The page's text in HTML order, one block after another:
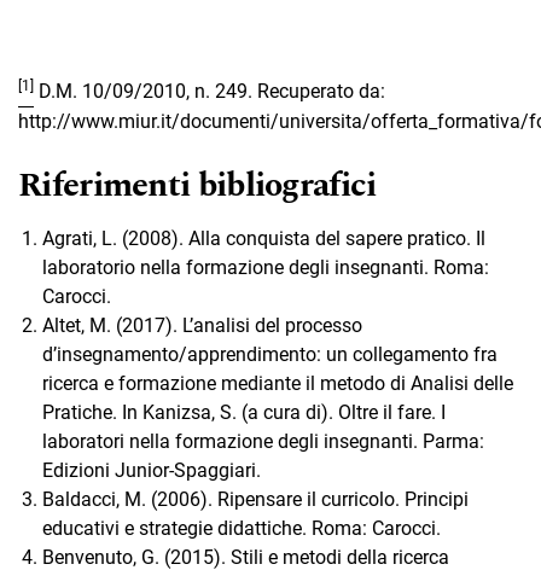
[1]
D.M. 10/09/2010, n. 249. Recuperato da:
http://www.miur.it/documenti/universita/offerta_formativa/
Riferimenti bibliografici
Agrati, L. (2008). Alla conquista del sapere pratico. Il
laboratorio nella formazione degli insegnanti. Roma:
Carocci.
Altet, M. (2017). L’analisi del processo
d’insegnamento/apprendimento: un collegamento fra
ricerca e formazione mediante il metodo di Analisi delle
Pratiche. In Kanizsa, S. (a cura di). Oltre il fare. I
laboratori nella formazione degli insegnanti. Parma:
Edizioni Junior-Spaggiari.
Baldacci, M. (2006). Ripensare il curricolo. Principi
educativi e strategie didattiche. Roma: Carocci.
Benvenuto, G. (2015). Stili e metodi della ricerca